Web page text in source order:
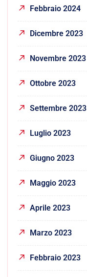
Febbraio 2024
Dicembre 2023
Novembre 2023
Ottobre 2023
Settembre 2023
Luglio 2023
Giugno 2023
Maggio 2023
Aprile 2023
Marzo 2023
Febbraio 2023